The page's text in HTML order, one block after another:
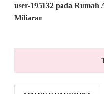
user-195132 pada Rumah
Miliaran